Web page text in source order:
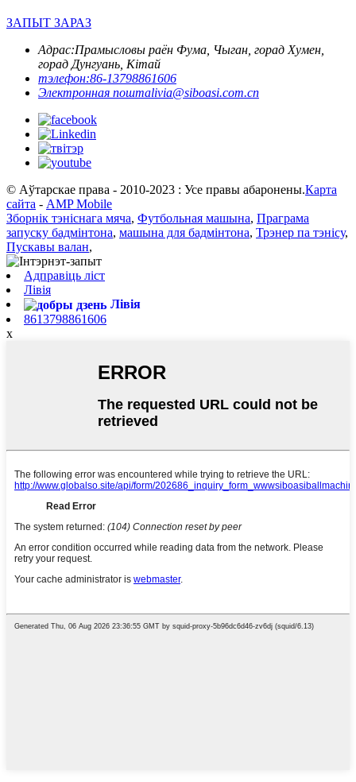
ЗАПЫТ ЗАРАЗ
Адрас:Прамысловы раён Фума, Чыган, горад Хумен,
горад Дунгуань, Кітай
тэлефон:86-13798861606
Электронная поштаlivia@siboasi.com.cn
© Аўтарскае права - 2010-2023 : Усе правы абаронены.Карта
сайта - AMP Mobile
Зборнік тэніснага мяча, Футбольная машына, Праграма
запуску бадмінтона, машына для бадмінтона, Трэнер па тэнісу,
Пускавы валан,
Адправіць ліст
Лівія
Лівія
8613798861606
x